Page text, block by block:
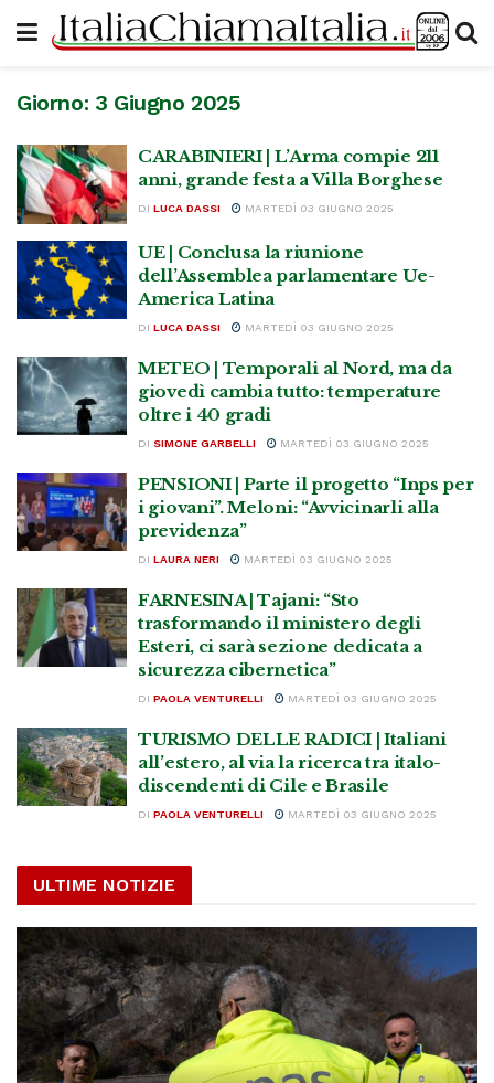
Giorno: 3 Giugno 2025
CARABINIERI | L’Arma compie 211
anni, grande festa a Villa Borghese
DI LUCA DASSI MARTEDÌ 03 GIUGNO 2025
UE | Conclusa la riunione
dell’Assemblea parlamentare Ue-
America Latina
DI LUCA DASSI MARTEDÌ 03 GIUGNO 2025
METEO | Temporali al Nord, ma da
giovedì cambia tutto: temperature
oltre i 40 gradi
DI SIMONE GARBELLI MARTEDÌ 03 GIUGNO 2025
PENSIONI | Parte il progetto “Inps per
i giovani”. Meloni: “Avvicinarli alla
previdenza”
DI LAURA NERI MARTEDÌ 03 GIUGNO 2025
FARNESINA | Tajani: “Sto
trasformando il ministero degli
Esteri, ci sarà sezione dedicata a
sicurezza cibernetica”
DI PAOLA VENTURELLI MARTEDÌ 03 GIUGNO 2025
TURISMO DELLE RADICI | Italiani
all’estero, al via la ricerca tra italo-
discendenti di Cile e Brasile
DI PAOLA VENTURELLI MARTEDÌ 03 GIUGNO 2025
ULTIME NOTIZIE